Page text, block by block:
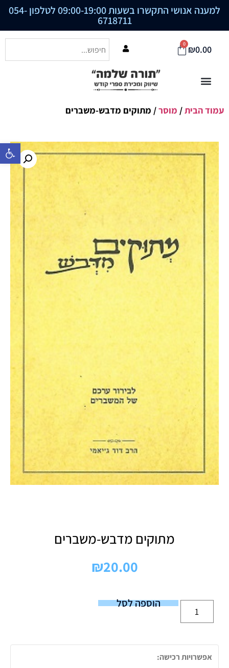
פתח סרגל
למענה אנושי התקשרו בשעות 09:00-19:00 לטלפון 054-
6718711
₪0.00
0
עמוד הבית/ מוסר/ מתוקים מדבש-משברים
מתוקים מדבש-משברים
₪20.00
הוספה לסל
אפשרויות רכישה: